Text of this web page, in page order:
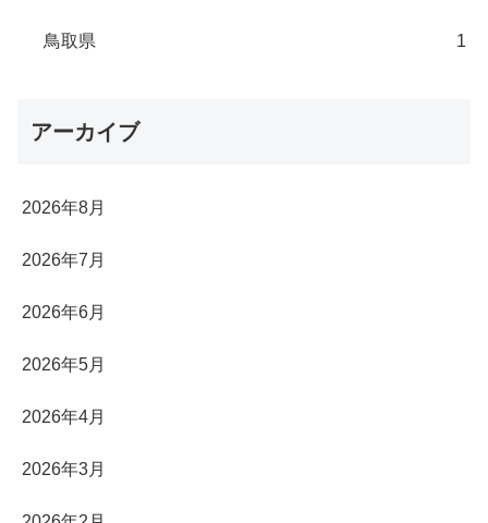
鳥取県 1
アーカイブ
2026年8月
2026年7月
2026年6月
2026年5月
2026年4月
2026年3月